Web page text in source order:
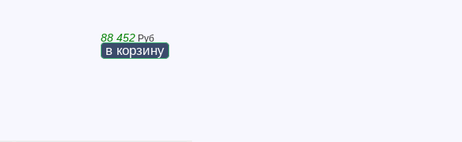
88 452 Руб
в корзину